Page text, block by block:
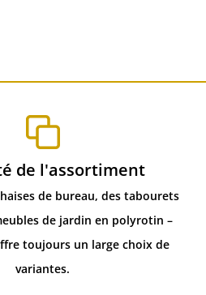
de l'assortiment
de bureau, des tabourets
de jardin en polyrotin –
toujours un large choix de
variantes.